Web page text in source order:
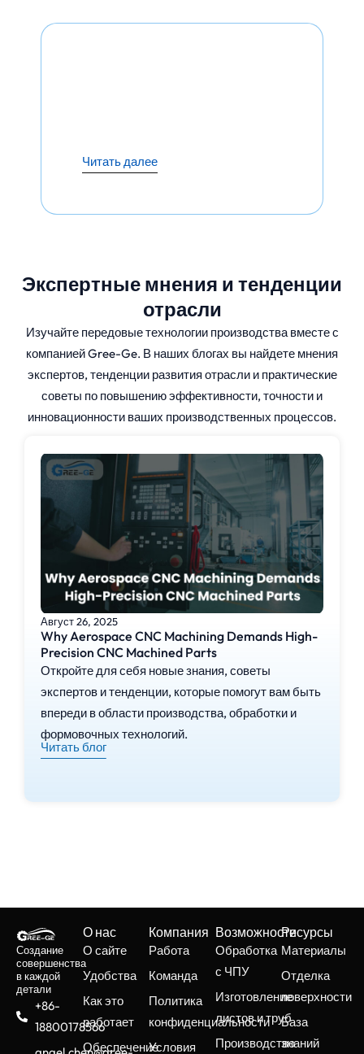
Читать далее
Экспертные мнения и тенденции
отрасли
Изучайте передовые технологии производства вместе с
компанией Gree-Ge. В наших блогах вы найдете мнения
экспертов, тенденции развития отрасли и практические
советы по повышению эффективности, точности и
инновационности ваших производственных процессов.
Август 26, 2025
Why Aerospace CNC Machining Demands High-
Precision CNC Machined Parts
Откройте для себя новые знания, советы
экспертов и тенденции, которые помогут вам быть
впереди в области производства, обработки и
формовочных технологий.
Читать блог
Создание
совершенства
в каждой
детали
+86-
18800178566
О нас
О сайте
Удобства
Как это
работает
Обеспечение
Компания
Работа
Команда
Политика
конфиденциальности
Условия
Возможности
Обработка
с ЧПУ
Изготовление
листов и труб
Производство
Ресурсы
Материалы
Отделка
поверхности
База
знаний